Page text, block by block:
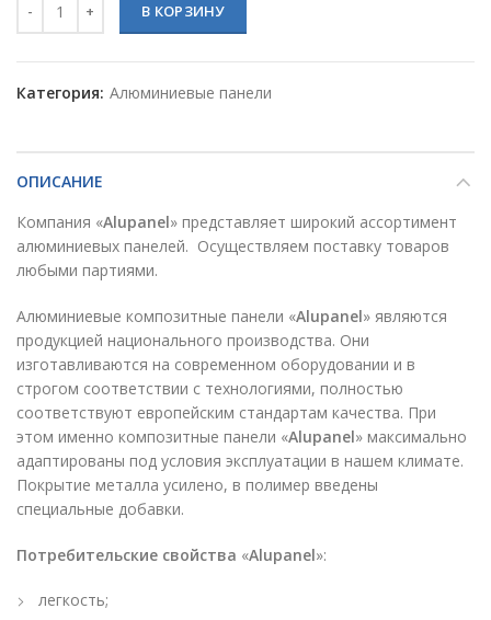
В КОРЗИНУ
Категория: Алюминиевые панели
ОПИСАНИЕ
Компания «Alupanel» представляет широкий ассортимент
алюминиевых панелей. Осуществляем поставку товаров
любыми партиями.
Алюминиевые композитные панели «Alupanel» являются
продукцией национального производства. Они
изготавливаются на современном оборудовании и в
строгом соответствии с технологиями, полностью
соответствуют европейским стандартам качества. При
этом именно композитные панели «Alupanel» максимально
адаптированы под условия эксплуатации в нашем климате.
Покрытие металла усилено, в полимер введены
специальные добавки.
Потребительские свойства «Alupanel»:
легкость;